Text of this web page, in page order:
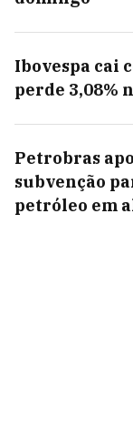
Ibovespa cai
perde 3,08%
Petrobras
subvenção
petróleo em